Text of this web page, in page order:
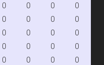
0 0 0 0
0 0 0 0
0 0 0 0
0 0 0 0
0 0 0 0